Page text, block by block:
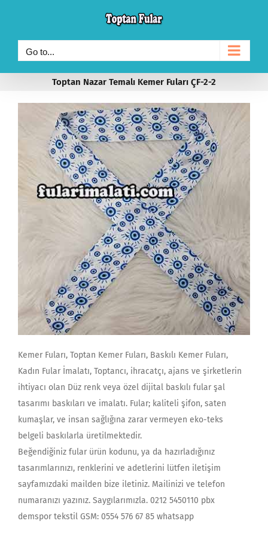
content
Go to...
Toptan Nazar Temalı Kemer Fuları ÇF-2-2
Kemer Fuları, Toptan Kemer Fuları, Baskılı Kemer Fuları,
Kadın Fular İmalatı, Toptancı, ihracatçı, ajans ve şirketlerin
ihtiyacı olan Düz renk veya özel dijital baskılı fular şal
tasarımı baskıları ve imalatı. Fular; kaliteli şifon, saten
kumaşlar, ve insan sağlığına zarar vermeyen eko-teks
belgeli baskılarla üretilmektedir.
Beğendiğiniz fular ürün kodunu, ya da hazırladığınız
tasarımlarınızı, renklerini ve adetlerini lütfen iletişim
sayfamızdaki mailden bize iletiniz. Mailinizi ve telefon
numaranızı yazınız. Saygılarımızla. 0212 5450110 pbx
demspor tekstil GSM: 0554 576 67 85 whatsapp